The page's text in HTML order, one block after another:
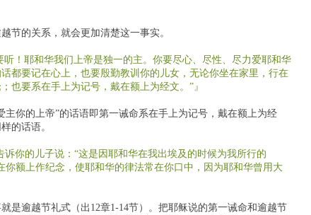
节的关系，就会更加清楚这一事实。
听！耶和华我们上帝是独一的主。你要尽心、尽性、尽力爱耶和华
都要记在心上，也要殷勤教训你的儿女，无论你坐在家里，行在
也要系在手上为记号，戴在额上为经文。”』
主你的上帝”的话语即第一诫命系在手上为记号，戴在额上为经
的话语。
诉你的儿子说：“这是因耶和华在我出埃及的时候为我所行的
你额上作纪念，使耶和华的律法常在你口中，因为耶和华曾用大
是逾越节礼式（出12章1-14节）。把耶稣说的第一诫命和逾越节